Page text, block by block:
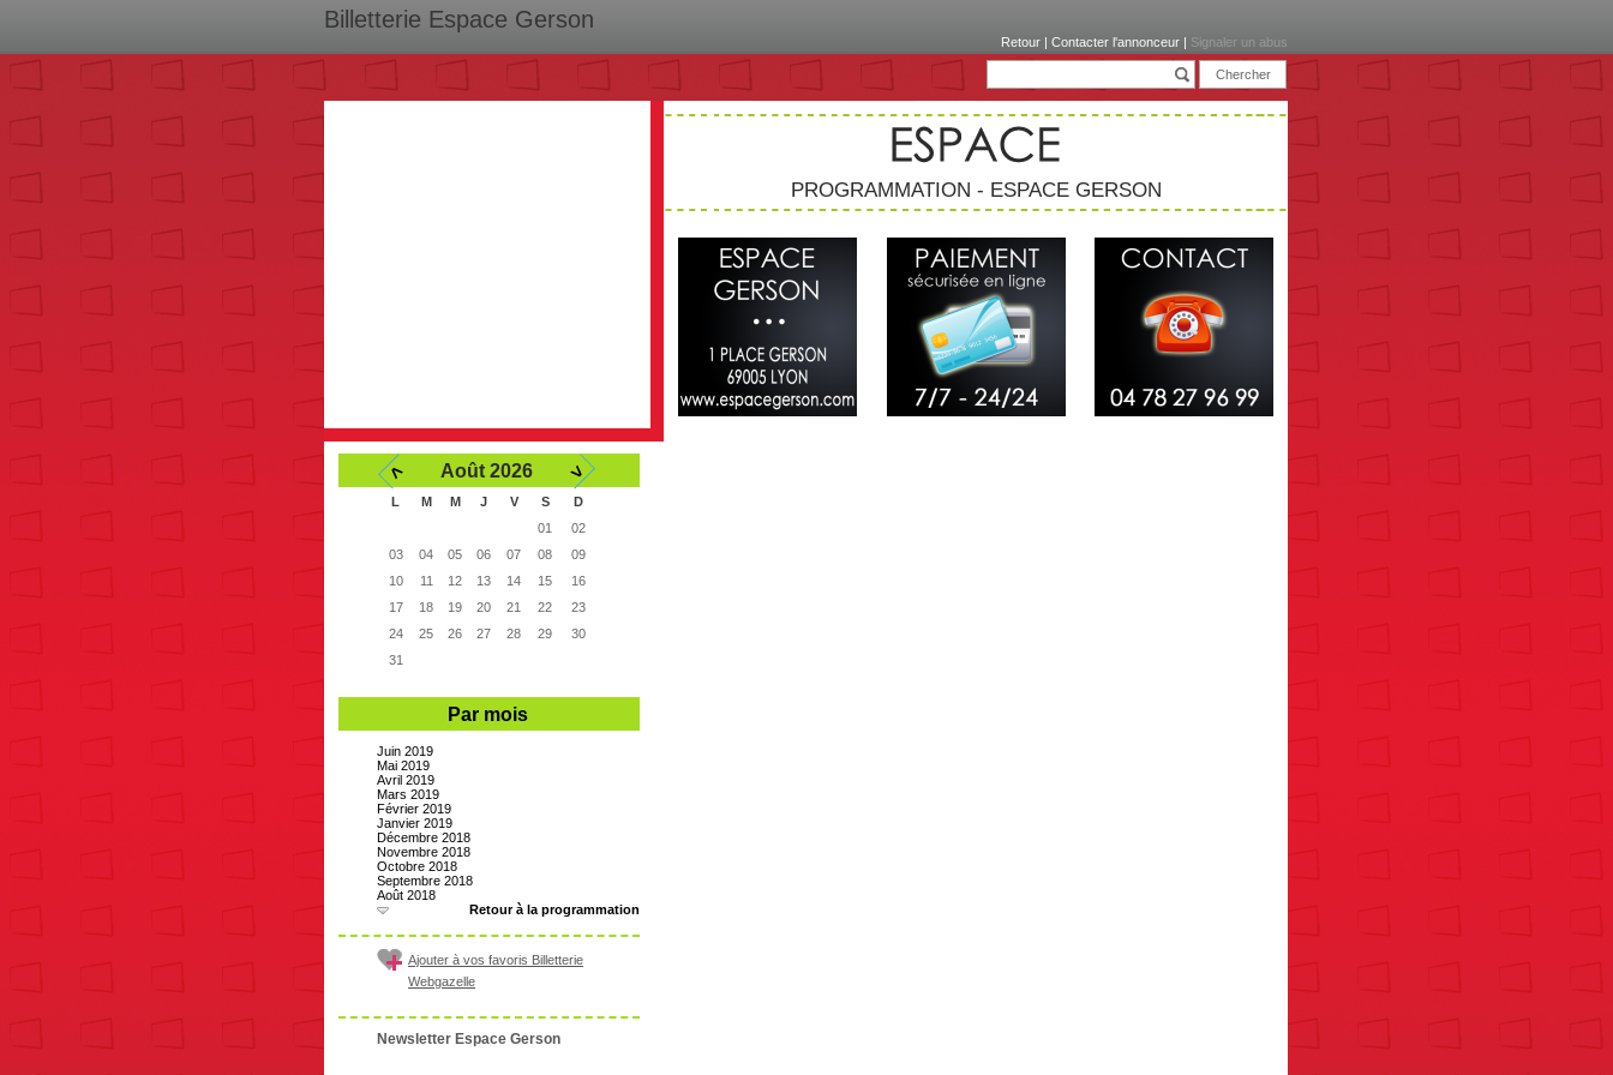
Billetterie Espace Gerson
Retour | Contacter l'annonceur | Signaler un abus
PROGRAMMATION - ESPACE GERSON
< Août 2026 >
L M M J V S
D
01
02
03
04 05 06 07 08
09
10
11 12 13 14 15
16
17
18 19 20 21 22
23
24
25 26 27 28 29
30
31
Par mois
Juin 2019
Mai 2019
Avril 2019
Mars 2019
Février 2019
Janvier 2019
Décembre 2018
Novembre 2018
Octobre 2018
Septembre 2018
Août 2018
Retour à la programmation
Ajouter à vos favoris Billetterie
Webgazelle
Newsletter Espace Gerson